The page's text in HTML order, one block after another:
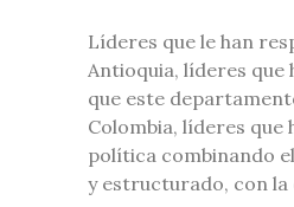
Líderes que le han
Antioquia, líderes que
que este
Colombia, líderes que
política combinando
y estructurado, con la